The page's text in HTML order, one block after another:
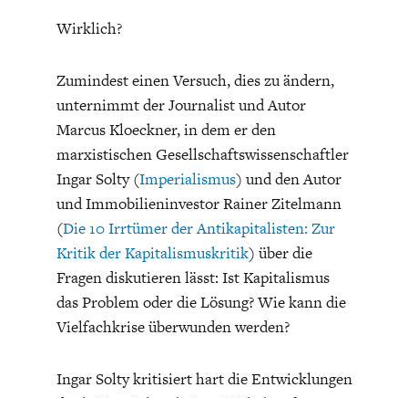
Wirklich?
Zumindest einen Versuch, dies zu ändern,
unternimmt der Journalist und Autor
Marcus Kloeckner, in dem er den
marxistischen Gesellschaftswissenschaftler
Ingar Solty (Imperialismus) und den Autor
und Immobilieninvestor Rainer Zitelmann
(Die 10 Irrtümer der Antikapitalisten: Zur
Kritik der Kapitalismuskritik) über die
Fragen diskutieren lässt: Ist Kapitalismus
das Problem oder die Lösung? Wie kann die
Vielfachkrise überwunden werden?
Ingar Solty kritisiert hart die Entwicklungen